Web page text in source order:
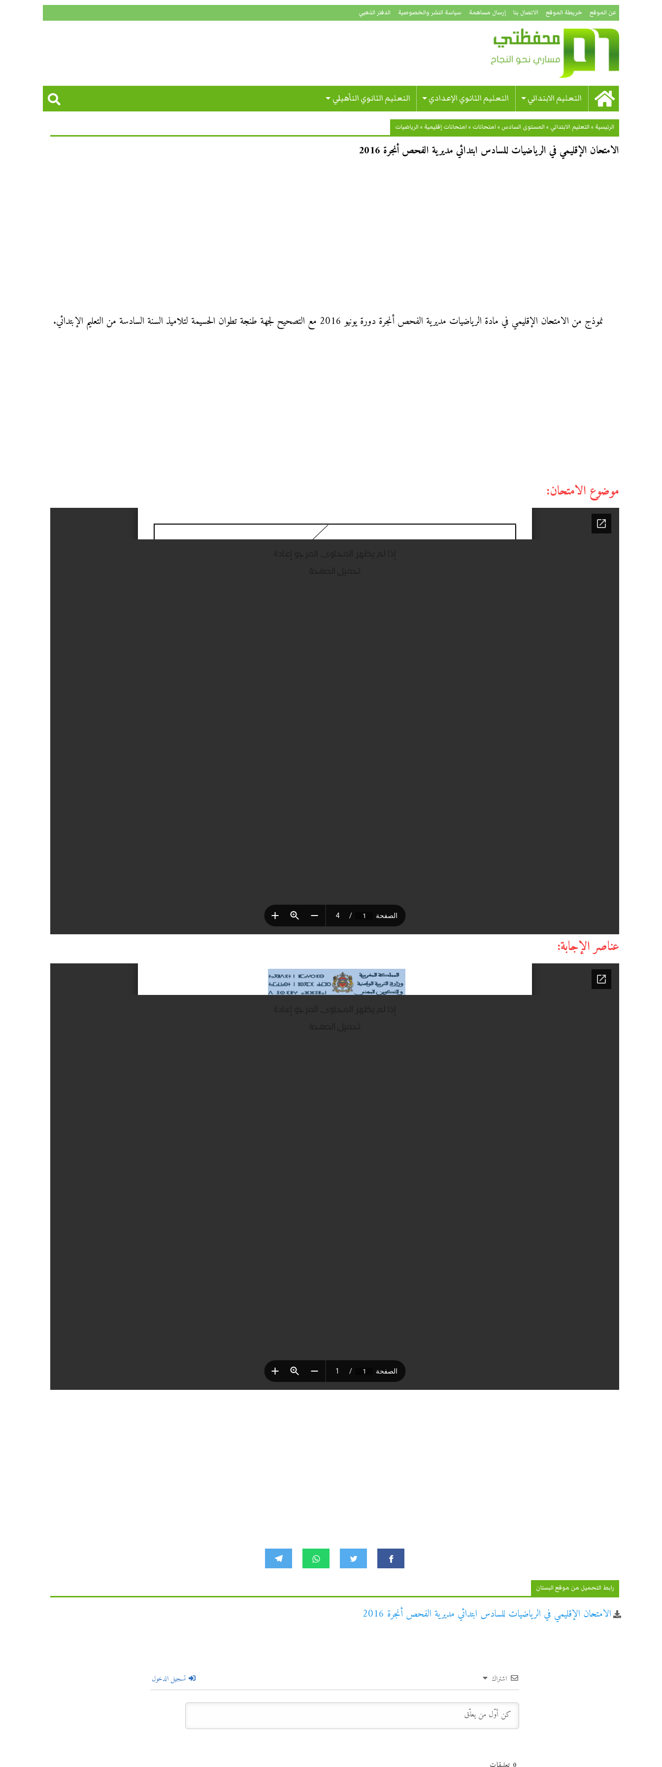
عن الموقع خريطة الموقع الاتصال بنا إرسال مساهمة سياسة النشر والخصوصية الدفتر الذهبي
التعليم الابتدائي التعليم الثانوي الإعدادي التعليم الثانوي التأهيلي
الرئيسية »التعليم الابتدائي »المستوى السادس »امتحانات »امتحانات إقليمية »الرياضيات
الامتحان الإقليمي في الرياضيات للسادس ابتدائي مديرية الفحص أنجرة 2016
نموذج من الامتحان الإقليمي في مادة الرياضيات مديرية الفحص أنجرة دورة يونيو 2016 مع التصحيح لجهة طنجة تطوان الحسيمة لتلاميذ السنة السادسة من التعليم الإبتدائي.
موضوع الامتحان:
عناصر الإجابة:
رابط التحميل من موقع البستان
الامتحان الإقليمي في الرياضيات للسادس ابتدائي مديرية الفحص أنجرة 2016
اشتراك تسجيل الدخول